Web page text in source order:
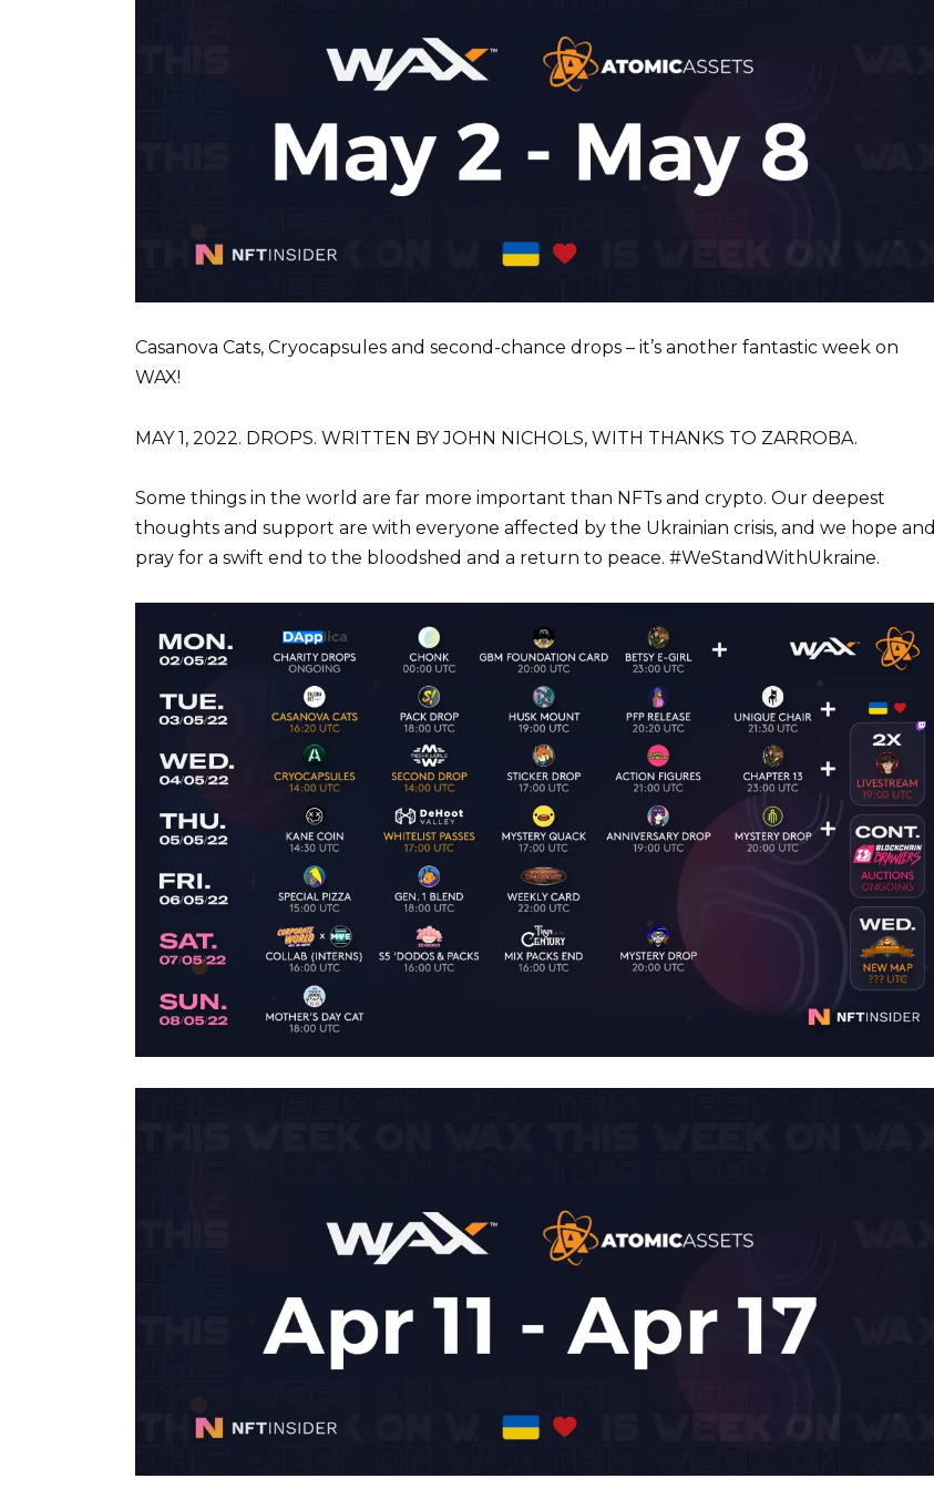
Casanova Cats, Cryocapsules and second-chance drops – it’s another fantastic week on
WAX!
MAY 1, 2022. DROPS. WRITTEN BY JOHN NICHOLS, WITH THANKS TO ZARROBA.
Some things in the world are far more important than NFTs and crypto. Our deepest
thoughts and support are with everyone affected by the Ukrainian crisis, and we hope and
pray for a swift end to the bloodshed and a return to peace. #WeStandWithUkraine.